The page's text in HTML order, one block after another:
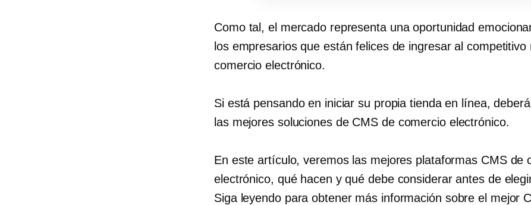
Como tal, el mercado representa una oportunidad
los empresarios que están felices de ingresar al competitivo
comercio electrónico.
Si está pensando en iniciar su propia tienda en línea,
las mejores soluciones de CMS de comercio electrónico.
En este artículo, veremos las mejores plataformas CMS de
electrónico, qué hacen y qué debe considerar antes de
Siga leyendo para obtener más información sobre el mejor